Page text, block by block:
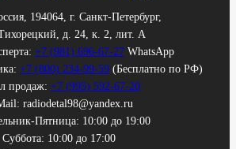
194064, г. Санкт-Петербург,
д. 24, к. 2, лит. А
+7 (981) 696-67-27WhatsApp
+7 (800) 234-99-59 (Бесплатно по РФ)
продаж: +7 (995) 592-67-20
radiodetal98@yandex.ru
Пятница: 10:00 до 19:00
Суббота: 10:00 до 17:00